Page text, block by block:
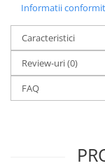
Informatii
Caracteristici
Review-uri(0)
FAQ